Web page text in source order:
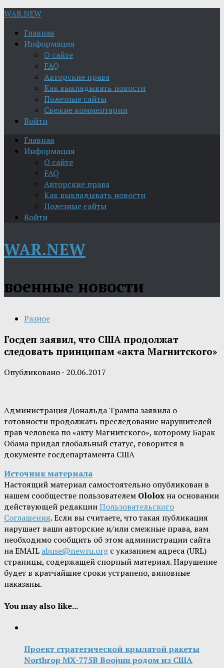
WAR.NEW
Главная
Информация
О сайте
FAQ
Авторские права
Как выкладывать новости
Полезные сайты
Свежие комментарии
Войти
Главная
Информация
О сайте
FAQ
Авторские права
Как выкладывать новости
Полезные сайты
Войти
WAR.NEW
военные новости
Разное
Госдеп заявил, что США продолжат
следовать принципам «акта Магнитского»
Опубликовано · 20.06.2017
Администрация Дональда Трампа заявила о
готовности продолжать преследование нарушителей
прав человека по «акту Магнитского», которому Барак
Обама придал глобальный статус, говорится в
документе госдепартамента США
Источник материала
Настоящий материал самостоятельно опубликован в
нашем сообществе пользователем Ololox на основании
действующей редакцииПользовательского
Соглашения. Если вы считаете, что такая публикация
нарушает ваши авторские и/или смежные права, вам
необходимо сообщить об этом администрации сайта
на EMAIL abuse@newru.orgс указанием адреса (URL)
страницы, содержащей спорный материал. Нарушение
будет в кратчайшие сроки устранено, виновные
наказаны.
You may also like...
Проект стратегической крылатой ракеты
Northrop MX-775B Boojum родом из США